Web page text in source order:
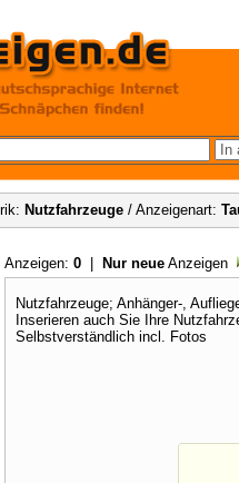
Nutzfahrzeuge/ Anzeigenart:
Anzeigen: 0| Nur neueAnzeigen
Nutzfahrzeuge; Anhänger-,
Inserieren auch Sie Ihre
Selbstverständlich incl. Fotos